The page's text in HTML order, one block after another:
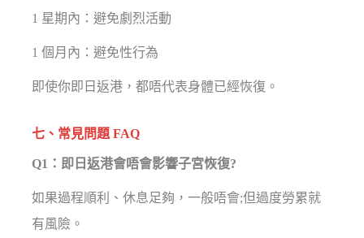
1 星期內：避免劇烈活動
1 個月內：避免性行為
即使你即日返港，都唔代表身體已經恢復。
七、常見問題 FAQ
Q1：即日返港會唔會影響子宮恢復?
如果過程順利、休息足夠，一般唔會;但過度勞累就
有風險。